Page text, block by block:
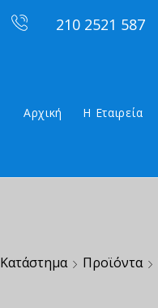
210 2521 587
Αρχική Η Εταιρεία
Κατάστημα Προϊόντα